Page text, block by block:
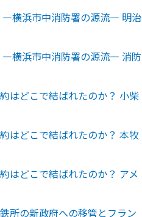
―横浜市中消防署の源流― 明治
―横浜市中消防署の源流― 消防
はどこで結ばれたのか？ 小柴
はどこで結ばれたのか？ 本牧
はどこで結ばれたのか？ アメ
所の新政府への移管とフラン